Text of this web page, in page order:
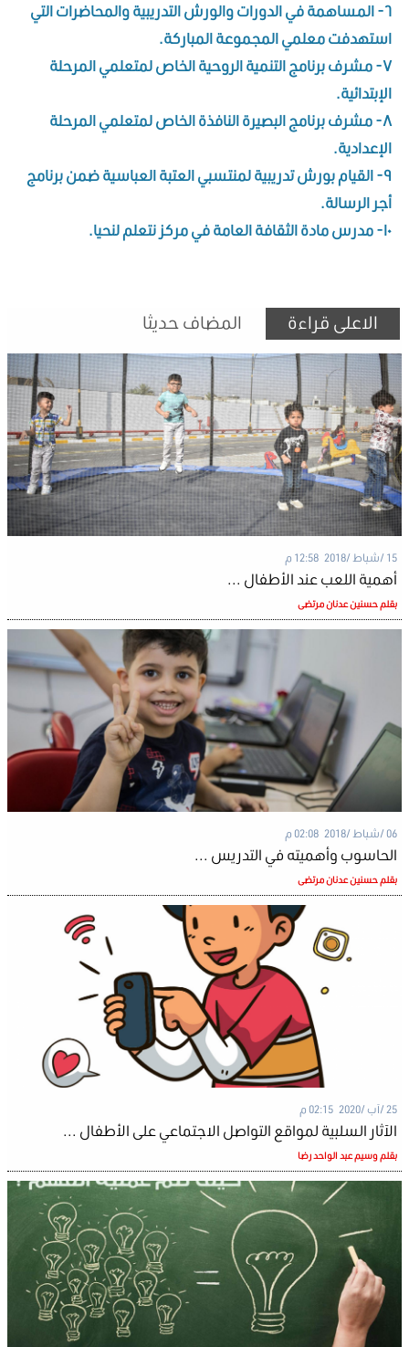
٦- المساهمة في الدورات والورش التدريبية والمحاضرات التي
استهدفت معلمي المجموعة المباركة.
٧- مشرف برنامج التنمية الروحية الخاص لمتعلمي المرحلة
الإبتدائية.
٨- مشرف برنامج البصيرة النافذة الخاص لمتعلمي المرحلة
الإعدادية.
٩- القيام بورش تدريبية لمنتسبي العتبة العباسية ضمن برنامج
أجر الرسالة.
١٠- مدرس مادة الثقافة العامة في مركز نتعلم لنحيا.
الاعلى قراءة المضاف حديثا
15 /شباط /2018 12:58 م
أهمية اللعب عند الأطفال ...
بقلم حسنين عدنان مرتضى
06 /شباط /2018 02:08 م
الحاسوب وأهميته في التدريس ...
بقلم حسنين عدنان مرتضى
25 /آب /2020 02:15 م
الآثار السلبية لمواقع التواصل الاجتماعي على الأطفال ...
بقلم وسيم عبد الواحد رضا